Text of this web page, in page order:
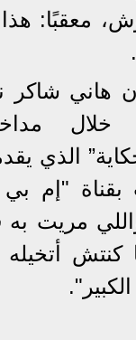
معقبًا: هذا
هاني شاكر
خلال
الذي
بقناة "إم
مريت به
أتخيله